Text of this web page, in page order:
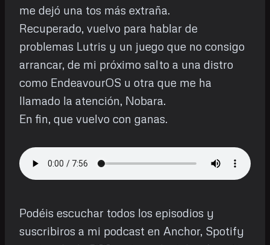
me dejó una tos más extraña.
Recuperado, vuelvo para hablar de
problemas Lutris y un juego que no consigo
arrancar, de mi próximo salto a una distro
como EndeavourOS u otra que me ha
llamado la atención, Nobara.
En fin, que vuelvo con ganas.
Podéis escuchar todos los episodios y
suscribiros a mi podcast en Anchor, Spotify